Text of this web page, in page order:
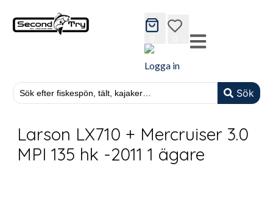
Sök
wishlist
Logga in
Larson LX710 + Mercruiser 3.0
MPI 135 hk -2011 1 ägare